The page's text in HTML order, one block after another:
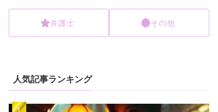
弁護士 その他
人気記事ランキング